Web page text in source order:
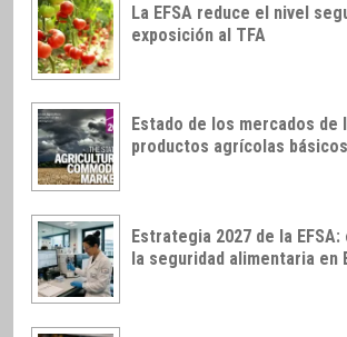
La EFSA reduce el nivel
exposición al TFA
Estado de los mercados de
productos agrícolas
Estrategia 2027 de la
la seguridad alimentaria en